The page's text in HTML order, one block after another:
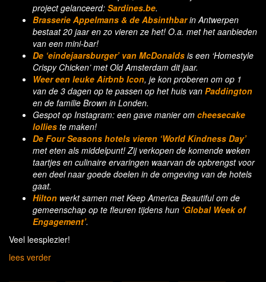
project gelanceerd: Sardines.be.
Brasserie Appelmans & de Absinthbarin Antwerpen
bestaat 20 jaar en zo vieren ze het! O.a. met het aanbieden
van een mini-bar!
De ‘eindejaarsburger’ van McDonalds is een ‘Homestyle
Crispy Chicken’ met Old Amsterdam dit jaar.
Weer een leuke Airbnb Icon, je kon proberen om op 1
van de 3 dagen op te passen op het huis van Paddington
en de familie Brown in Londen.
Gespot op Instagram: een gave manier om cheesecake
lollies te maken!
De Four Seasons hotels vieren ‘World Kindness Day’
met eten als middelpunt! Zij verkopen de komende weken
taartjes en culinaire ervaringen waarvan de opbrengst voor
een deel naar goede doelen in de omgeving van de hotels
gaat.
Hilton werkt samen met Keep America Beautiful om de
gemeenschap op te fleuren tijdens hun ‘Global Week of
Engagement’.
Veel leesplezier!
lees verder